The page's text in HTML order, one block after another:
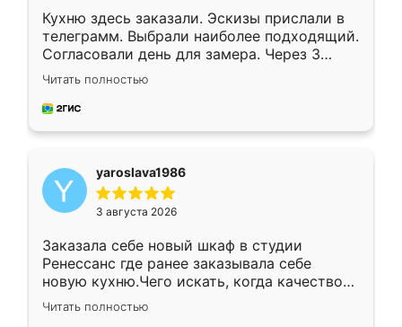
Кухню здесь заказали. Эскизы прислали в
телеграмм. Выбрали наиболее подходящий.
Согласовали день для замера. Через 3
недели кухня была уже готова. Остались
довольны работой. Спасибо Ренессанс
мебель за качественную работу!
Читать полностью
yaroslava1986
3 августа 2026
Заказала себе новый шкаф в студии
Ренессанс где ранее заказывала себе
новую кухню.Чего искать, когда качеством
вполне довольна. Служит кухня уже почти
два года, нареканий нет.
Читать полностью